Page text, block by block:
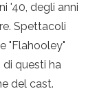
'40, degli anni
Spettacoli
"Flahooley"
di questi ha
del cast.